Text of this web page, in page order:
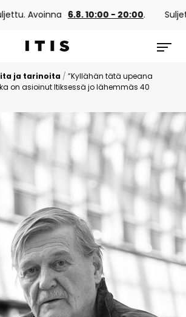
Avoinna 6.8. 10:00 - 20:00. Suljettu.
ja tarinoita / ”Kyllähän tätä upeana
on asioinut Itiksessä jo lähemmäs 40